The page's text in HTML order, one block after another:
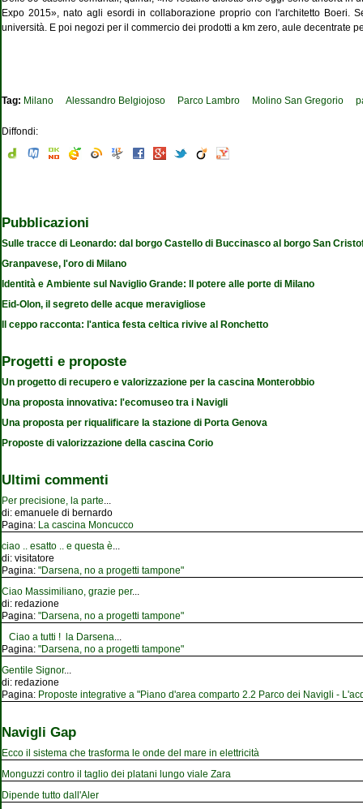
Expo 2015», nato agli esordi in collaborazione proprio con l'architetto Boeri.
università. E poi negozi per il commercio dei prodotti a km zero, aule decentrate
Tag: Milano Alessandro Belgiojoso Parco Lambro Molino San Gregorio
Diffondi:
Pubblicazioni
Sulle tracce di Leonardo: dal borgo Castello di Buccinasco al borgo San
Granpavese, l'oro di Milano
Identità e Ambiente sul Naviglio Grande: Il potere alle porte di Milano
Eid-Olon, il segreto delle acque meravigliose
Il ceppo racconta: l'antica festa celtica rivive al Ronchetto
Progetti e proposte
Un progetto di recupero e valorizzazione per la cascina Monterobbio
Una proposta innovativa: l'ecomuseo tra i Navigli
Una proposta per riqualificare la stazione di Porta Genova
Proposte di valorizzazione della cascina Corio
Ultimi commenti
Per precisione, la parte
di: emanuele di bernardo
Pagina: La cascina Moncucco
ciao .. esatto .. e questa è
di: visitatore
Pagina: "Darsena, no a progetti tampone"
Ciao Massimiliano, grazie per...
di: redazione
Pagina: "Darsena, no a progetti tampone"
Ciao a tutti ! la Darsena
Pagina: "Darsena, no a progetti tampone"
Gentile Signor...
di: redazione
Pagina: Proposte integrative a "Piano d'area comparto 2.2 Parco dei Navigli -
Navigli Gap
Ecco il sistema che trasforma le onde del mare in elettricità
Monguzzi contro il taglio dei platani lungo viale Zara
Dipende tutto dall'Aler